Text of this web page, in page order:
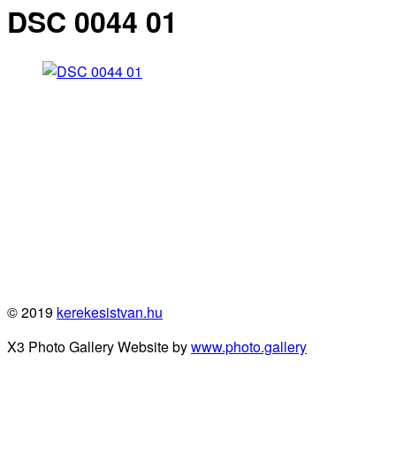
DSC 0044 01
© 2019 kerekesistvan.hu
X3 Photo Gallery Website bywww.photo.gallery